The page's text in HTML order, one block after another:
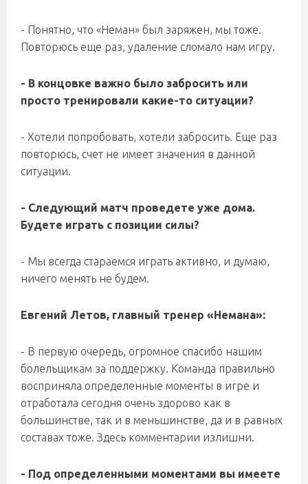
- Понятно, что «Неман» был заряжен, мы тоже.
Повторюсь еще раз, удаление сломало нам игру.
- В концовке важно было забросить или
просто тренировали какие-то ситуации?
- Хотели попробовать, хотели забросить. Еще раз
повторюсь, счет не имеет значения в данной
ситуации.
- Следующий матч проведете уже дома.
Будете играть с позиции силы?
- Мы всегда стараемся играть активно, и думаю,
ничего менять не будем.
Евгений Летов, главный тренер «Немана»:
- В первую очередь, огромное спасибо нашим
болельщикам за поддержку. Команда правильно
восприняла определенные моменты в игре и
отработала сегодня очень здорово как в
большинстве, так и в меньшинстве, да и в равных
составах тоже. Здесь комментарии излишни.
- Под определенными моментами вы имеете